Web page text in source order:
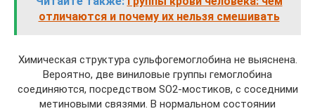
отличаются и почему их нельзя смешивать
Химическая структура сульфогемоглобина не выяснена.
Вероятно, две виниловые группы гемоглобина
соединяются, посредством SО2-мостиков, с соседними
метиновыми связями. В нормальном состоянии